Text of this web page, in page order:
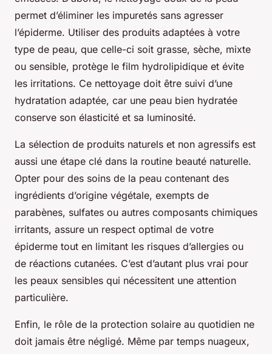
permet d’éliminer les impuretés sans agresser
l’épiderme. Utiliser des produits adaptées à votre
type de peau, que celle-ci soit grasse, sèche, mixte
ou sensible, protège le film hydrolipidique et évite
les irritations. Ce nettoyage doit être suivi d’une
hydratation adaptée, car une peau bien hydratée
conserve son élasticité et sa luminosité.
La sélection de produits naturels et non agressifs est
aussi une étape clé dans la routine beauté naturelle.
Opter pour des soins de la peau contenant des
ingrédients d’origine végétale, exempts de
parabènes, sulfates ou autres composants chimiques
irritants, assure un respect optimal de votre
épiderme tout en limitant les risques d’allergies ou
de réactions cutanées. C’est d’autant plus vrai pour
les peaux sensibles qui nécessitent une attention
particulière.
Enfin, le rôle de la protection solaire au quotidien ne
doit jamais être négligé. Même par temps nuageux,